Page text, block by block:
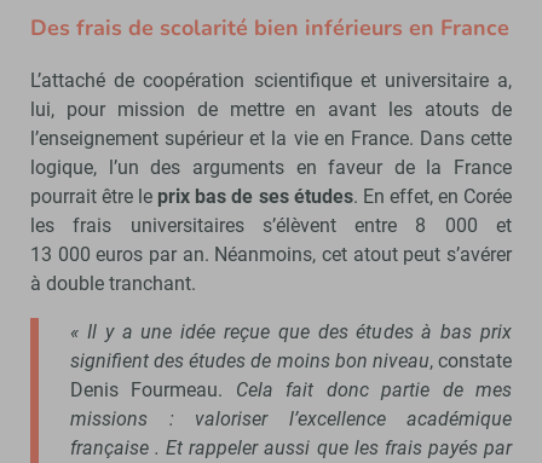
Des frais de scolarité bien inférieurs en France
L’attaché de coopération scientifique et universitaire a,
lui, pour mission de mettre en avant les atouts de
l’enseignement supérieur et la vie en France. Dans cette
logique, l’un des arguments en faveur de la France
pourrait être le prix bas de ses études. En effet, en Corée
les frais universitaires s’élèvent entre 8 000 et
13 000 euros par an. Néanmoins, cet atout peut s’avérer
à double tranchant.
« Il y a une idée reçue que des études à bas prix
signifient des études de moins bon niveau, constate
Denis Fourmeau. Cela fait donc partie de mes
missions : valoriser l’excellence académique
française . Et rappeler aussi que les frais payés par